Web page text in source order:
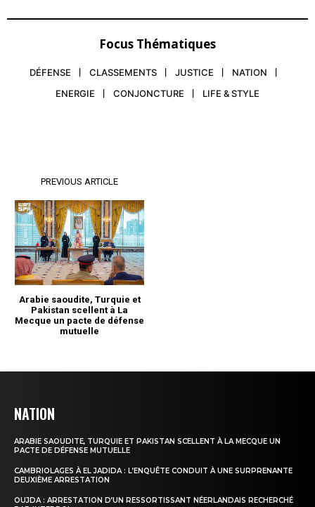
NATION
ARABIE SAOUDITE, TURQUIE ET PAKISTAN SCELLENT À LA MECQUE UN
PACTE DE DÉFENSE MUTUELLE
CAMBRIOLAGES À EL JADIDA : L’ENQUÊTE CONDUIT À UNE SURPRENANTE
DEUXIÈME ARRESTATION
OUJDA : ARRESTATION D’UN RESSORTISSANT NÉERLANDAIS RECHERCHÉ